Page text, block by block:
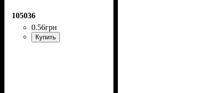
фланцем
105036
0.56грн
Купить